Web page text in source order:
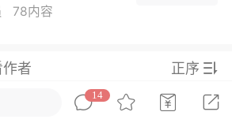
和体育行业被纳
改革委 财政部 税务
保险费政策实施范
〕31号各省、自
14
78内容
作者 正序